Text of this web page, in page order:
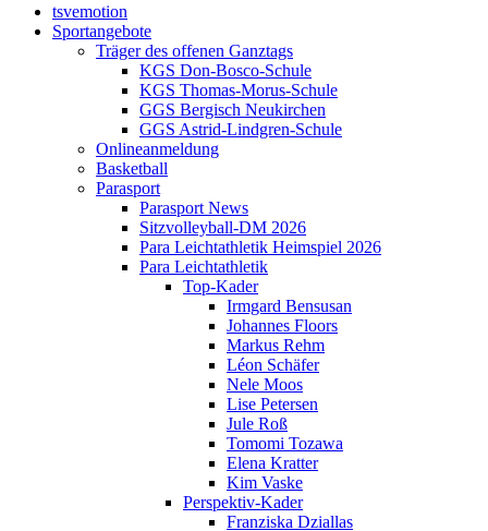
tsvemotion
Sportangebote
Träger des offenen Ganztags
KGS Don-Bosco-Schule
KGS Thomas-Morus-Schule
GGS Bergisch Neukirchen
GGS Astrid-Lindgren-Schule
Onlineanmeldung
Basketball
Parasport
Parasport News
Sitzvolleyball-DM 2026
Para Leichtathletik Heimspiel 2026
Para Leichtathletik
Top-Kader
Irmgard Bensusan
Johannes Floors
Markus Rehm
Léon Schäfer
Nele Moos
Lise Petersen
Jule Roß
Tomomi Tozawa
Elena Kratter
Kim Vaske
Perspektiv-Kader
Franziska Dziallas